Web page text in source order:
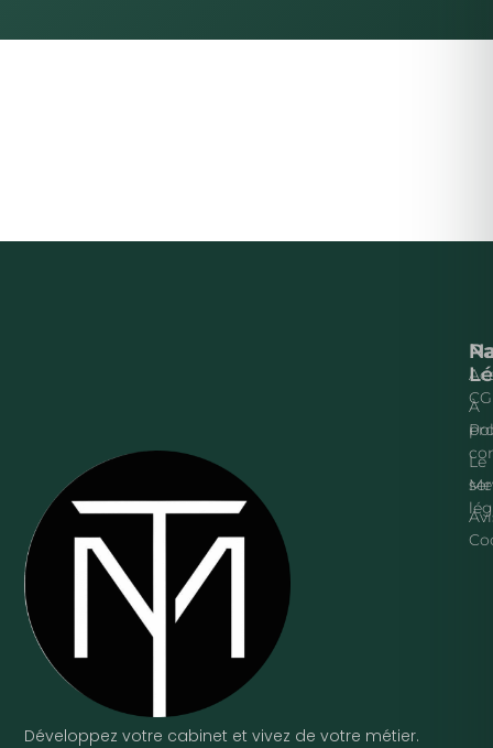
Développez votre cabinet et vivez de votre métier.
À
Le